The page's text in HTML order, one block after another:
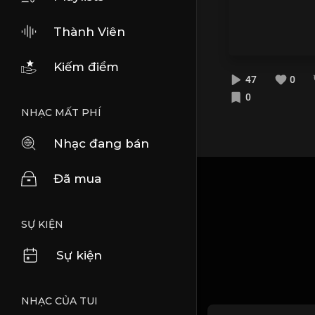
Thành Viên
Kiếm điểm
NHẠC MẤT PHÍ
Nhạc đang bán
Đã mua
SỰ KIỆN
Sự kiện
NHẠC CỦA TUI
47
0
0